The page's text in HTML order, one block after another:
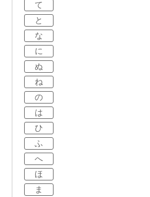
て
と
な
に
ぬ
ね
の
は
ひ
ふ
へ
ほ
ま